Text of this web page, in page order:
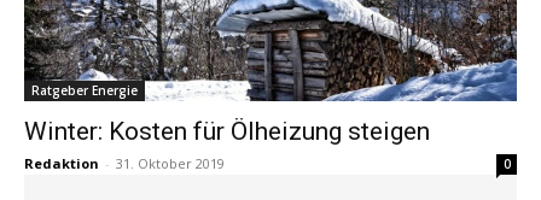
Ratgeber Energie
Winter: Kosten für Ölheizung steigen
Redaktion - 31. Oktober 2019 0